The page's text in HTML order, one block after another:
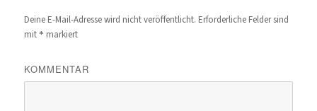
Deine E-Mail-Adresse wird nicht veröffentlicht. Erforderliche Felder sind
mit * markiert
KOMMENTAR